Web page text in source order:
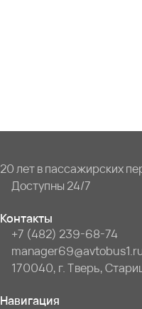
20 лет в пассажирских
Доступны 24/7
Контакты
+7 (482) 239-68-74
170040, г. Тверь,
Навигация